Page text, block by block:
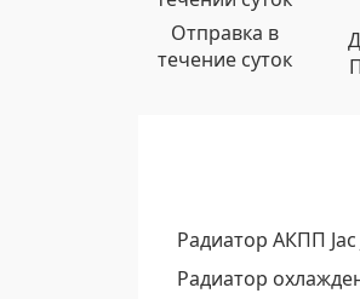
Отправка в
течение суток
Радиатор АКПП Jac
Радиатор